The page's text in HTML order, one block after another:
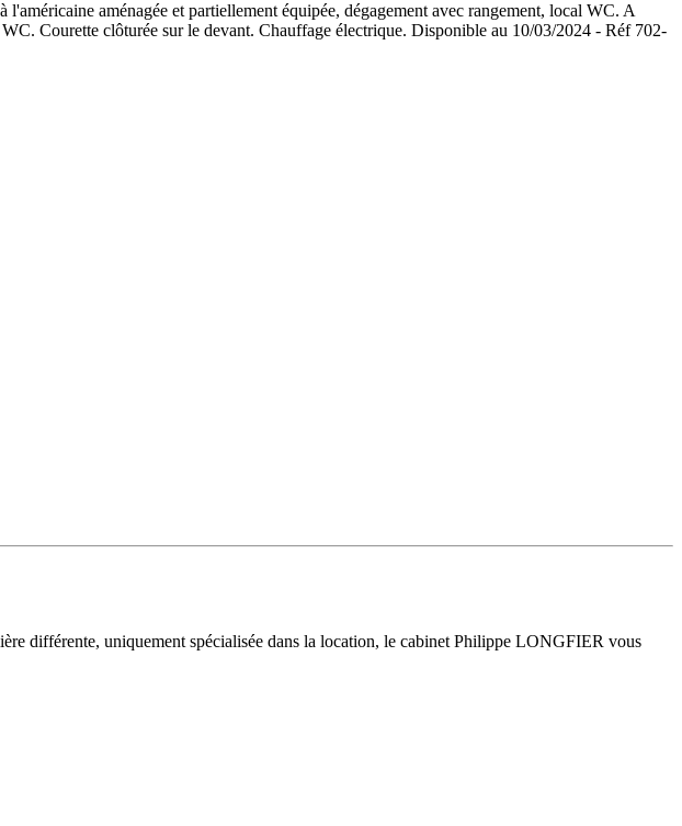
aménagée et partiellement équipée, dégagement avec rangement, local WC. A
Courette clôturée sur le devant. Chauffage électrique. Disponible au 10/03/2024 - Réf 702-
différente, uniquement spécialisée dans la location, le cabinet Philippe LONGFIER vous